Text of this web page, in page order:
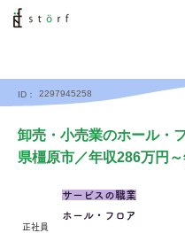
ID： 2297945258
卸売・小売業のホール・
県橿原市／年収286万円
正社員
サービスの職業
ホール・フロア